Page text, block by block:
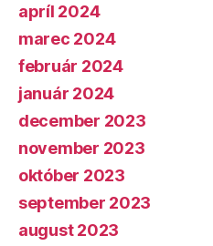
apríl 2024
marec 2024
február 2024
január 2024
december 2023
november 2023
október 2023
september 2023
august 2023